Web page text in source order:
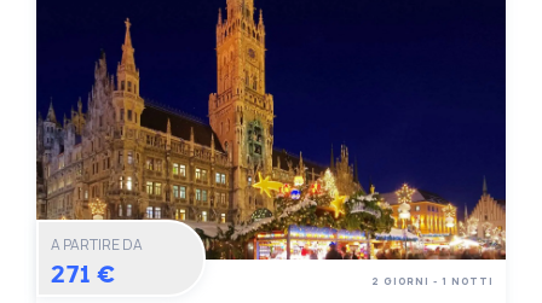
A PARTIRE DA
271 € 2 GIORNI - 1 NOTTI